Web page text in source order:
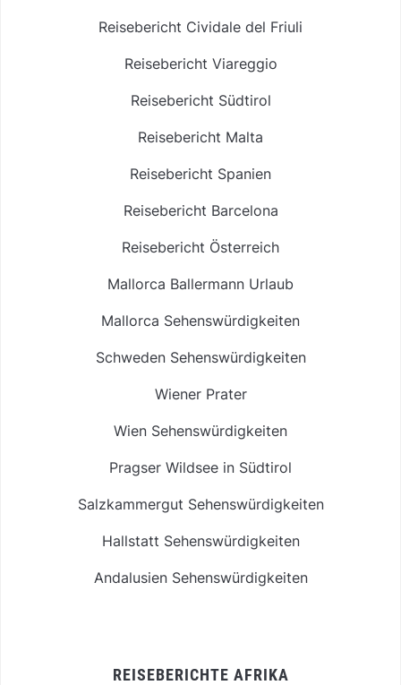
Reisebericht Cividale del Friuli
Reisebericht Viareggio
Reisebericht Südtirol
Reisebericht Malta
Reisebericht Spanien
Reisebericht Barcelona
Reisebericht Österreich
Mallorca Ballermann Urlaub
Mallorca Sehenswürdigkeiten
Schweden Sehenswürdigkeiten
Wiener Prater
Wien Sehenswürdigkeiten
Pragser Wildsee in Südtirol
Salzkammergut Sehenswürdigkeiten
Hallstatt Sehenswürdigkeiten
Andalusien Sehenswürdigkeiten
REISEBERICHTE AFRIKA